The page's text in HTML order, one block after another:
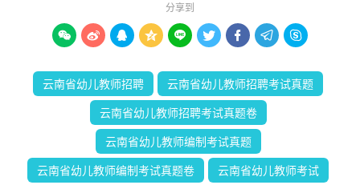
分享到
        
云南省幼儿教师招聘 云南省幼儿教师招聘考试真题
云南省幼儿教师招聘考试真题卷
云南省幼儿教师编制考试真题
云南省幼儿教师编制考试真题卷 云南省幼儿教师考试